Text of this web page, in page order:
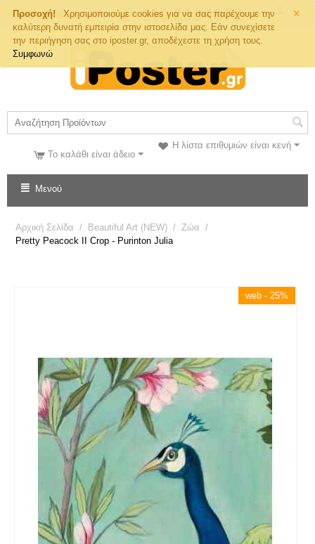
×
Προσοχή!
Χρησιμοποιούμε cookies για να σας παρέχουμε την
καλύτερη δυνατή εμπειρία στην ιστοσελίδα μας. Εάν συνεχίσετε
την περιήγηση σας στο iposter.gr, αποδέχεστε τη χρήση τους.
Συμφωνώ
Τηλ. Παραγγελιών
Η λίστα επιθυμιών είναι κενή
Το καλάθι είναι άδειο
Μενού
Αρχική Σελίδα / Beautiful Art (NEW) / Ζώα /
Pretty Peacock II Crop - Purinton Julia
web - 25%